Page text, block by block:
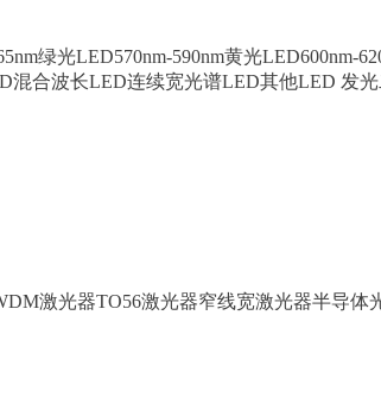
绿光LED570nm-590nm黄光LED600nm-
混合波长LED连续宽光谱LED其他LED 发
激光器TO56激光器窄线宽激光器半导体